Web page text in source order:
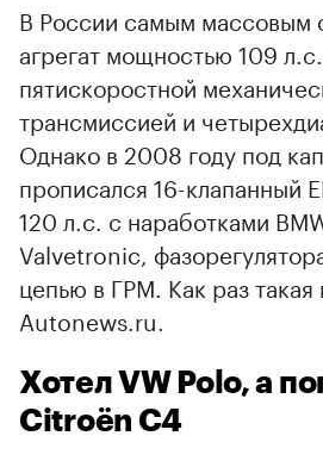
В России самым массовым
агрегат мощностью 109
пятискоростной
трансмиссией и
Однако в 2008 году под
прописался 16-клапанный
120 л.с. с наработками
Valvetronic,
цепью в ГРМ. Как раз
Autonews.ru.
Хотел VW Polo, а
Citroёn C4